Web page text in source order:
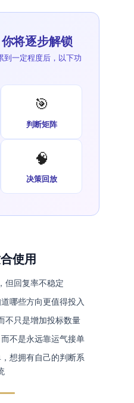
将逐步解锁
到一定程度后，以下功
🎯
判断矩阵
🧠
决策回放
使用
但回复率不稳定
哪些方向更值得投入
不只是增加投标数量
不是永远靠运气接单
想拥有自己的判断系